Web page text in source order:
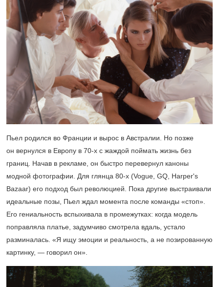
Пьел родился во Франции и вырос в Австралии. Но позже
он вернулся в Европу в 70-х с жаждой поймать жизнь без
границ. Начав в рекламе, он быстро перевернул каноны
модной фотографии. Для глянца 80-х (Vogue, GQ, Harper's
Bazaar) его подход был революцией. Пока другие выстраивали
идеальные позы, Пьел ждал момента после команды «стоп».
Его гениальность вспыхивала в промежутках: когда модель
поправляла платье, задумчиво смотрела вдаль, устало
разминалась. «Я ищу эмоции и реальность, а не позированную
картинку, — говорил он».